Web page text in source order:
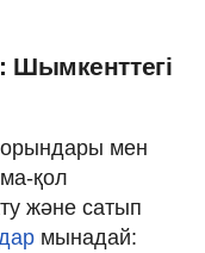
Шымкенттегі
мен
қол
және сатып
мынадай: